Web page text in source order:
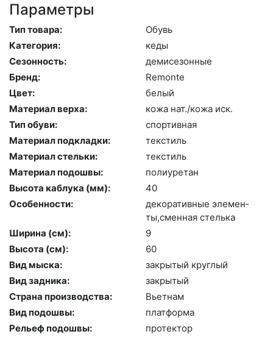
Параметры
Тип товара:
Обувь
Категория:
ке­ды
Сезонность:
де­мисе­зон­ные
Бренд:
Re­mon­te
Цвет:
бе­лый
Материал верха:
ко­жа нат./ко­жа иск.
Тип обуви:
спор­тивная
Материал подкладки:
текс­тиль
Материал стельки:
текс­тиль
Материал подошвы:
по­ли­уре­тан
Высота каблука (мм):
40
Особенности:
де­кора­тив­ные эле­мен­
ты,смен­ная стель­ка
Ширина (см):
9
Высота (cм):
60
Вид мыска:
зак­ры­тый круг­лый
Вид задника:
зак­ры­тый
Страна производства:
Вь­ет­нам
Вид подошвы:
плат­форма
Рельеф подошвы:
про­тек­тор